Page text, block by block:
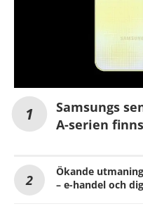
Samsungs
A-serien
Ökande
– e-handel och